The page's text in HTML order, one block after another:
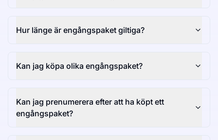
Hur länge är engångspaket giltiga?
Kan jag köpa olika engångspaket?
Kan jag prenumerera efter att ha köpt ett
engångspaket?